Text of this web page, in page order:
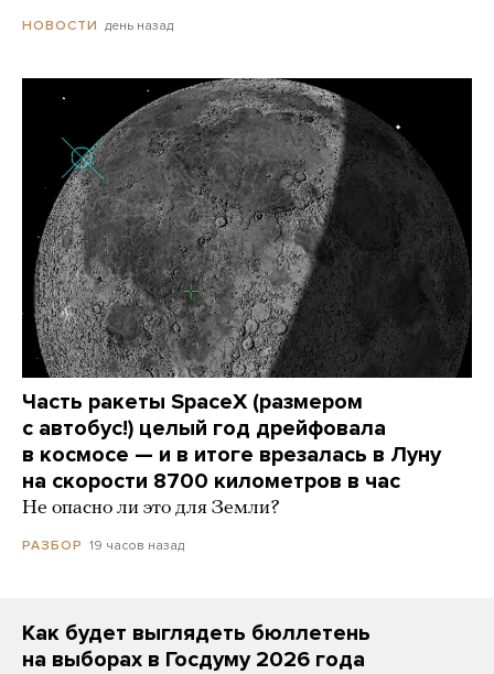
НОВОСТИ день назад
Часть ракеты SpaceX (размером
с автобус!) целый год дрейфовала
в космосе — и в итоге врезалась в Луну
на скорости 8700 километров в час
Не опасно ли это для Земли?
РАЗБОР 19 часов назад
Как будет выглядеть бюллетень
на выборах в Госдуму 2026 года